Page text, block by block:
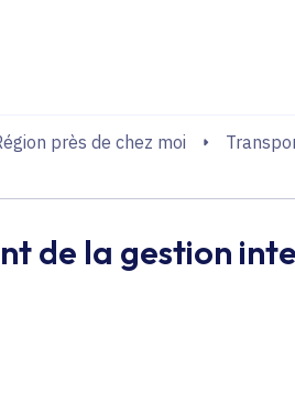
près de chez moi
de la gestion